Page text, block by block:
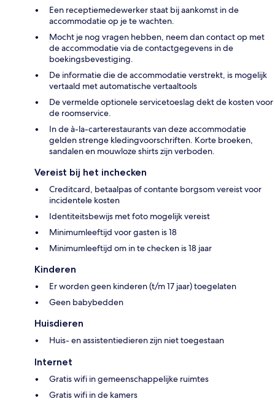
Een receptiemedewerker staat bij aankomst in de
accommodatie op je te wachten.
Mocht je nog vragen hebben, neem dan contact op met
de accommodatie via de contactgegevens in de
boekingsbevestiging.
De informatie die de accommodatie verstrekt, is mogelijk
vertaald met automatische vertaaltools
De vermelde optionele servicetoeslag dekt de kosten voor
de roomservice.
In de à-la-carterestaurants van deze accommodatie
gelden strenge kledingvoorschriften. Korte broeken,
sandalen en mouwloze shirts zijn verboden.
Vereist bij het inchecken
Creditcard, betaalpas of contante borgsom vereist voor
incidentele kosten
Identiteitsbewijs met foto mogelijk vereist
Minimumleeftijd voor gasten is 18
Minimumleeftijd om in te checken is 18 jaar
Kinderen
Er worden geen kinderen (t/m 17 jaar) toegelaten
Geen babybedden
Huisdieren
Huis- en assistentiedieren zijn niet toegestaan
Internet
Gratis wifi in gemeenschappelijke ruimtes
Gratis wifi in de kamers